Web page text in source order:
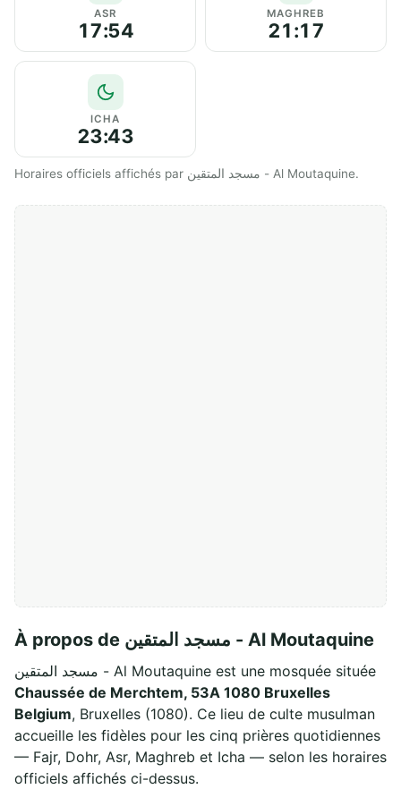
ASR
17:54
MAGHREB
21:17
ICHA
23:43
Horaires officiels affichés par مسجد المتقين - Al Moutaquine.
À propos de مسجد المتقين - Al Moutaquine
مسجد المتقين - Al Moutaquine est une mosquée située
Chaussée de Merchtem, 53A 1080 Bruxelles
Belgium, Bruxelles (1080). Ce lieu de culte musulman
accueille les fidèles pour les cinq prières quotidiennes
— Fajr, Dohr, Asr, Maghreb et Icha — selon les horaires
officiels affichés ci-dessus.